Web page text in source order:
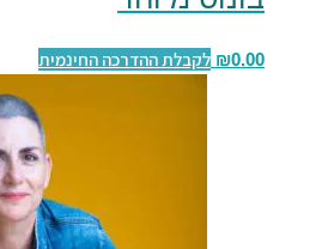
₪0.00 לקבלת ההדרכה החינמית